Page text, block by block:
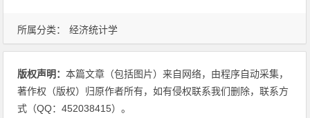
所属分类： 经济统计学
版权声明：本篇文章（包括图片）来自网络，由程序自动采集，
著作权（版权）归原作者所有，如有侵权联系我们删除，联系方
式（QQ：452038415）。